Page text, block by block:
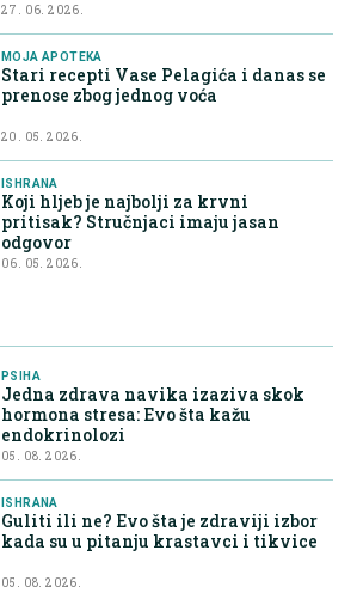
27. 06. 2026.
MOJA APOTEKA
Stari recepti Vase Pelagića i danas se
prenose zbog jednog voća
20. 05. 2026.
ISHRANA
Koji hljeb je najbolji za krvni
pritisak? Stručnjaci imaju jasan
odgovor
06. 05. 2026.
PSIHA
Jedna zdrava navika izaziva skok
hormona stresa: Evo šta kažu
endokrinolozi
05. 08. 2026.
ISHRANA
Guliti ili ne? Evo šta je zdraviji izbor
kada su u pitanju krastavci i tikvice
05. 08. 2026.